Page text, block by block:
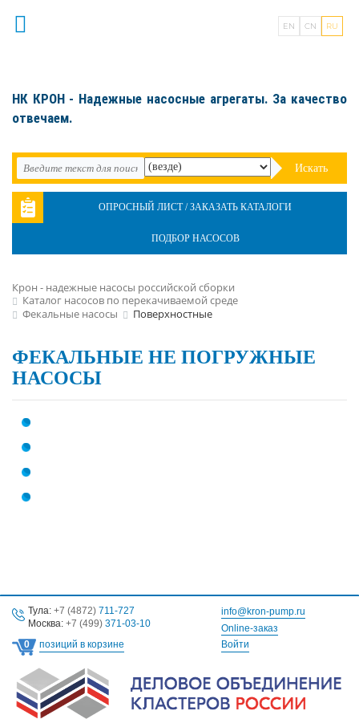
EN CN RU
НК КРОН - Надежные насосные агрегаты. За качество
отвечаем.
Искать
ОПРОСНЫЙ ЛИСТ / ЗАКАЗАТЬ КАТАЛОГИ
ПОДБОР НАСОСОВ
Крон - надежные насосы российской сборки
Каталог насосов по перекачиваемой среде
Фекальные насосы
Поверхностные
ФЕКАЛЬНЫЕ НЕ ПОГРУЖНЫЕ
НАСОСЫ
Тула: +7 (4872) 711-727
Москва: +7 (499) 371-03-10
info@kron-pump.ru
Online-заказ
0
позиций в корзине Войти